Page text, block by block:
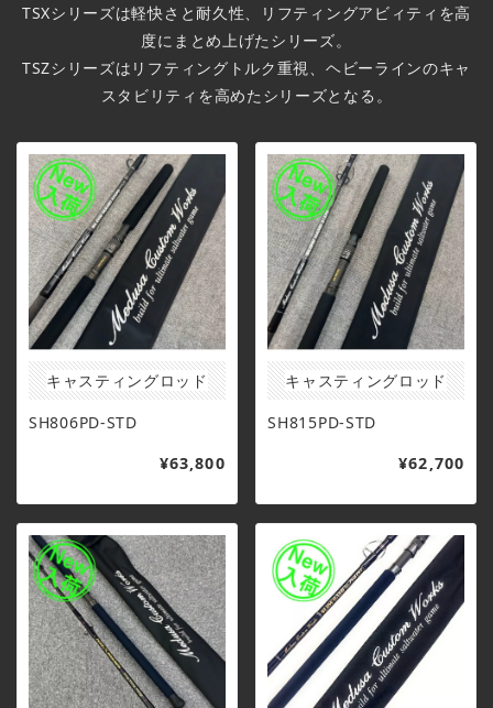
TSXシリーズは軽快さと耐久性、リフティングアビィティを高
度にまとめ上げたシリーズ。
TSZシリーズはリフティングトルク重視、ヘビーラインのキャ
スタビリティを高めたシリーズとなる。
キャスティングロッド
SH806PD-STD
¥63,800
キャスティングロッド
SH815PD-STD
¥62,700